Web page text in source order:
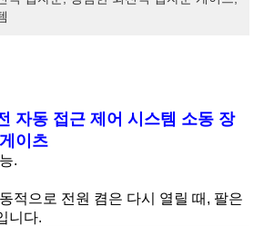
자동 접근 제어 시스템 소동 장
이츠
.
적으로 전원 켬은 다시 열릴 때, 팔은
니다.